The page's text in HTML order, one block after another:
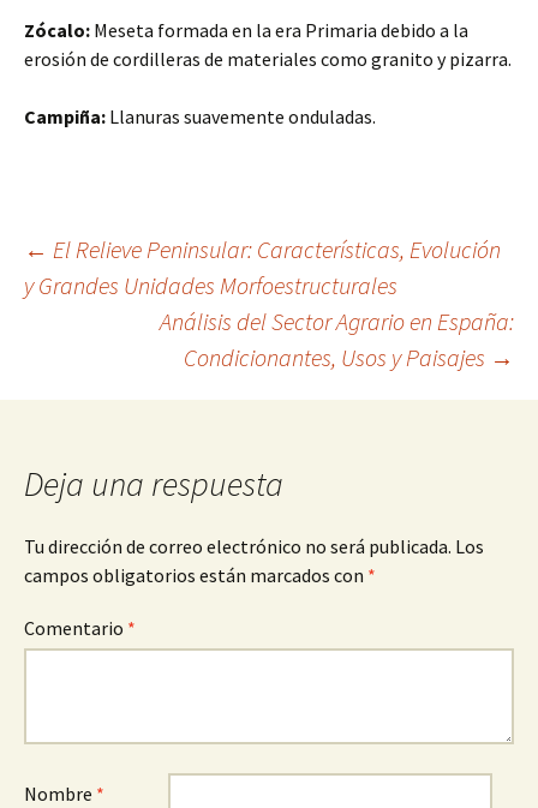
Zócalo: Meseta formada en la era Primaria debido a la
erosión de cordilleras de materiales como granito y pizarra.
Campiña: Llanuras suavemente onduladas.
Navegación
entradas
← El Relieve Peninsular: Características, Evolución
y Grandes Unidades Morfoestructurales
Análisis del Sector Agrario en España:
Condicionantes, Usos y Paisajes →
Deja una respuesta
Tu dirección de correo electrónico no será publicada. Los
campos obligatorios están marcados con *
Comentario *
Nombre *